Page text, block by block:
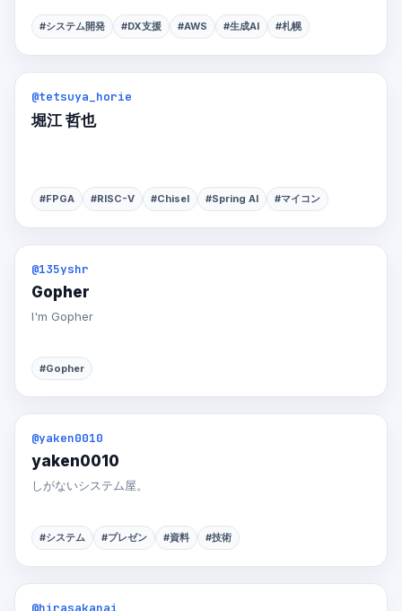
#システム開発 #DX支援 #AWS #生成AI #札幌
@tetsuya_horie
堀江 哲也
#FPGA #RISC-V #Chisel #Spring AI #マイコン
@135yshr
Gopher
I'm Gopher
#Gopher
@yaken0010
yaken0010
しがないシステム屋。
#システム #プレゼン #資料 #技術
@hirasakanai